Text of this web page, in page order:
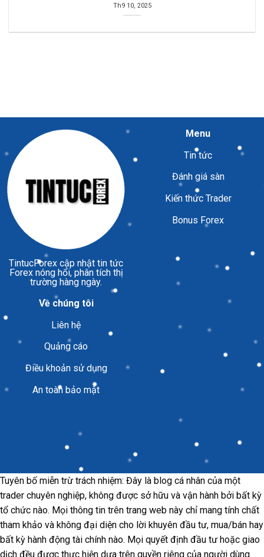
Th9 10, 2025
TintucForex cập nhật tin tức
Forex nóng hổi, phân tích thị
trường hàng ngày.
Menu
Tin tức
Đánh giá sàn
Kiến thức Trader
Bonus Forex
Về chúng tôi
Liên hệ
Quảng cáo
Điều khoản sử dụng
An toàn bảo mật
Tuyên bố miễn trừ trách nhiệm: Đây là blog cá nhân của một
trader chuyên nghiệp, không được sở hữu và vận hành bởi bất kỳ
tổ chức nào. Mọi thông tin trên trang web này chỉ mang tính chất
tham khảo và không đại diện cho lời khuyên đầu tư, mua/bán hay
bất kỳ hành động tài chính nào. Mọi quyết định đầu tư hoặc giao
dịch đều được thực hiện dựa trên quyền riêng của người dùng.